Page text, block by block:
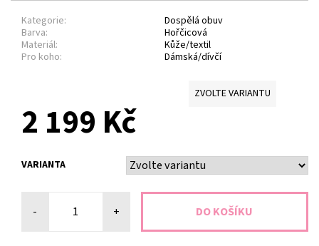
Kategorie:
Dospělá obuv
Barva:
Hořčicová
Materiál:
Kůže/textil
Pro koho:
Dámská/dívčí
ZVOLTE VARIANTU
2 199 Kč
VARIANTA
- +